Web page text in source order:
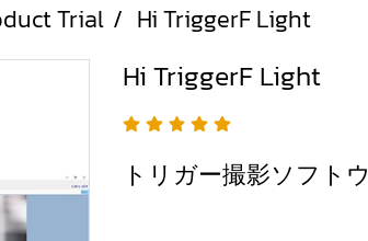
Trial Hi TriggerF Light
Hi TriggerF Light
トリガー撮影ソフト